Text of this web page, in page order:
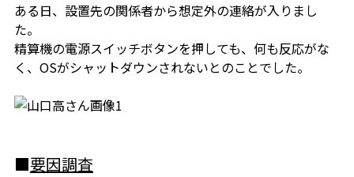
ある日、設置先の関係者から想定外の連絡が入りまし
た。
精算機の電源スイッチボタンを押しても、何も反応がな
く、OSがシャットダウンされないとのことでした。
■要因調査